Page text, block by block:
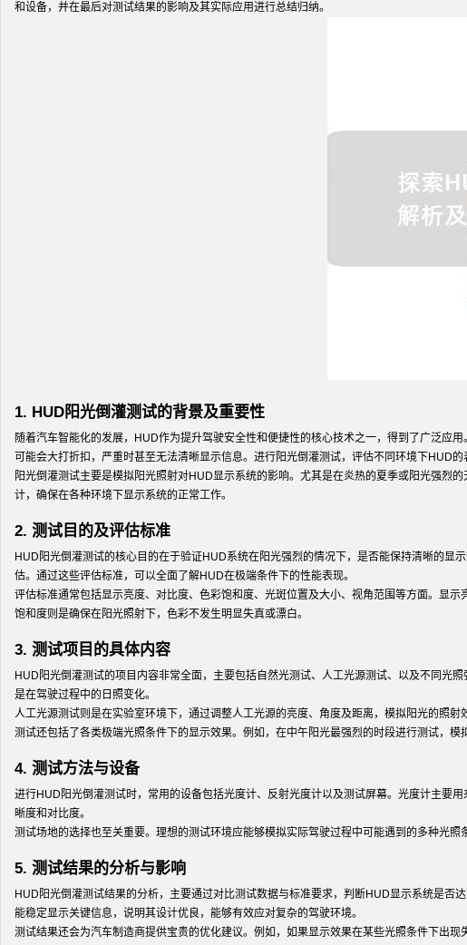
和设备，并在最后对测试结果的影响及其实际应用进行总结归纳。
1. HUD阳光倒灌测试的背景及重要性
随着汽车智能化的发展，HUD作为提升驾驶安全性和便捷性的核心技术之一，得到了广泛应
可能会大打折扣，严重时甚至无法清晰显示信息。进行阳光倒灌测试，评估不同环境下HUD的
阳光倒灌测试主要是模拟阳光照射对HUD显示系统的影响。尤其是在炎热的夏季或阳光强烈
计，确保在各种环境下显示系统的正常工作。
2. 测试目的及评估标准
HUD阳光倒灌测试的核心目的在于验证HUD系统在阳光强烈的情况下，是否能保持清晰的
估。通过这些评估标准，可以全面了解HUD在极端条件下的性能表现。
评估标准通常包括显示亮度、对比度、色彩饱和度、光斑位置及大小、视角范围等方面。显
饱和度则是确保在阳光照射下，色彩不发生明显失真或漂白。
3. 测试项目的具体内容
HUD阳光倒灌测试的项目内容非常全面，主要包括自然光测试、人工光源测试、以及不同光
是在驾驶过程中的日照变化。
人工光源测试则是在实验室环境下，通过调整人工光源的亮度、角度及距离，模拟阳光的照
测试还包括了各类极端光照条件下的显示效果。例如，在中午阳光最强烈的时段进行测试，模
4. 测试方法与设备
进行HUD阳光倒灌测试时，常用的设备包括光度计、反射光度计以及测试屏幕。光度计主要
晰度和对比度。
测试场地的选择也至关重要。理想的测试环境应能够模拟实际驾驶过程中可能遇到的多种光
5. 测试结果的分析与影响
HUD阳光倒灌测试结果的分析，主要通过对比测试数据与标准要求，判断HUD显示系统是
能稳定显示关键信息，说明其设计优良，能够有效应对复杂的驾驶环境。
测试结果还会为汽车制造商提供宝贵的优化建议。例如，如果显示效果在某些光照条件下出